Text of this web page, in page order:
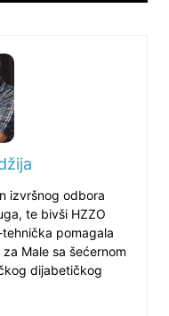
izvršnog odbora
te bivši HZZO
pomagala
Male sa šećernom
dijabetičkog